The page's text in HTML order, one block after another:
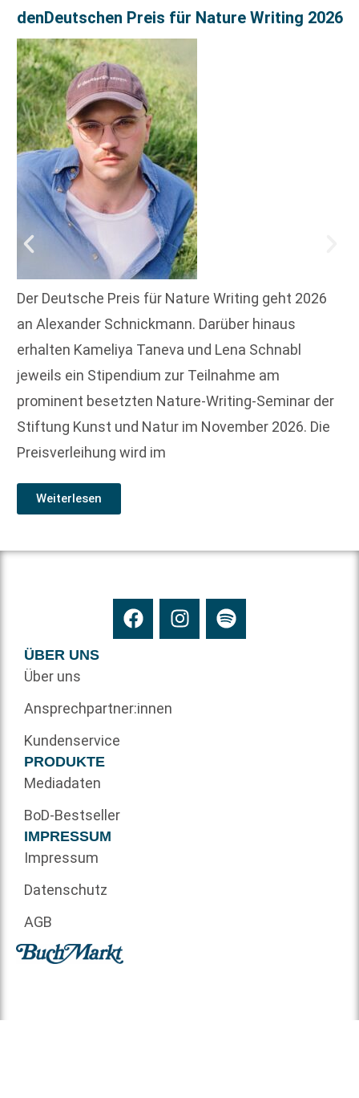
denDeutschen Preis für Nature Writing 2026
Der Deutsche Preis für Nature Writing geht 2026
an Alexander Schnickmann. Darüber hinaus
erhalten Kameliya Taneva und Lena Schnabl
jeweils ein Stipendium zur Teilnahme am
prominent besetzten Nature-Writing-Seminar der
Stiftung Kunst und Natur im November 2026. Die
Preisverleihung wird im
Weiterlesen
ÜBER UNS
Über uns
Ansprechpartner:innen
Kundenservice
PRODUKTE
Mediadaten
BoD-Bestseller
IMPRESSUM
Impressum
Datenschutz
AGB